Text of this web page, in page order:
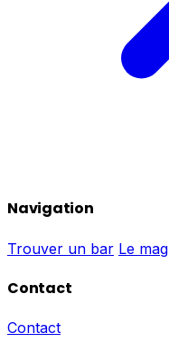
Navigation
Trouver un bar Le mag
Contact
Contact